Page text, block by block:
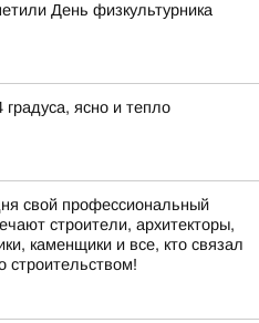
День физкультурника
градуса, ясно и тепло
свой профессиональный
строители, архитекторы,
каменщики и все, кто связал
строительством!